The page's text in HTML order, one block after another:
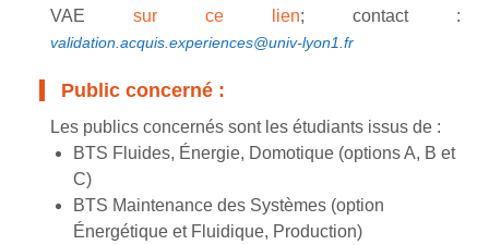
VAE sur ce lien; contact :
validation.acquis.experiences@univ-lyon1.fr
Public concerné :
Les publics concernés sont les étudiants issus de :
BTS Fluides, Énergie, Domotique (options A, B et
C)
BTS Maintenance des Systèmes (option
Énergétique et Fluidique, Production)